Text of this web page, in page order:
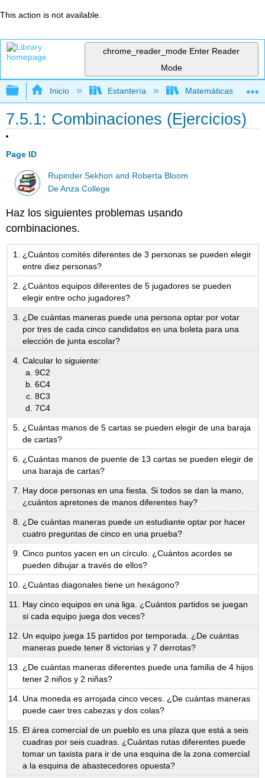
This action is not available.
chrome_reader_mode Enter Reader
Mode
Expandir/contraer jerarquía global
Inicio Estantería Matemáticas
7.5.1: Combinaciones (Ejercicios)
Page ID
Rupinder Sekhon and Roberta Bloom
De Anza College
Haz los siguientes problemas usando
combinaciones.
¿Cuántos comités diferentes de 3 personas se pueden elegir
entre diez personas?
¿Cuántos equipos diferentes de 5 jugadores se pueden
elegir entre ocho jugadores?
¿De cuántas maneras puede una persona optar por votar
por tres de cada cinco candidatos en una boleta para una
elección de junta escolar?
Calcular lo siguiente:
9C2
6C4
8C3
7C4
¿Cuántas manos de 5 cartas se pueden elegir de una baraja
de cartas?
¿Cuántas manos de puente de 13 cartas se pueden elegir de
una baraja de cartas?
Hay doce personas en una fiesta. Si todos se dan la mano,
¿cuántos apretones de manos diferentes hay?
¿De cuántas maneras puede un estudiante optar por hacer
cuatro preguntas de cinco en una prueba?
Cinco puntos yacen en un círculo. ¿Cuántos acordes se
pueden dibujar a través de ellos?
¿Cuántas diagonales tiene un hexágono?
Hay cinco equipos en una liga. ¿Cuántos partidos se juegan
si cada equipo juega dos veces?
Un equipo juega 15 partidos por temporada. ¿De cuántas
maneras puede tener 8 victorias y 7 derrotas?
¿De cuántas maneras diferentes puede una familia de 4 hijos
tener 2 niños y 2 niñas?
Una moneda es arrojada cinco veces. ¿De cuántas maneras
puede caer tres cabezas y dos colas?
El área comercial de un pueblo es una plaza que está a seis
cuadras por seis cuadras. ¿Cuántas rutas diferentes puede
tomar un taxista para ir de una esquina de la zona comercial
a la esquina de abastecedores opuesta?